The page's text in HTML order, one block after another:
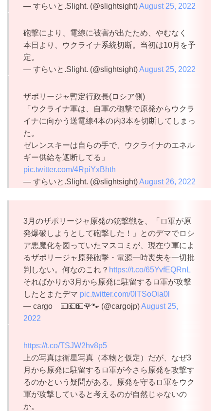
— すらいと.Slight. (@slightsight)August 25, 2022
砲撃により、電線に被害が出たため、やむなく
本日より、ウクライナ系統切断。当初は10月を予
定。
— すらいと.Slight. (@slightsight)August 25, 2022
ザポリージャ暫定行政長(ロシア側)
「ウクライナ軍は、自軍の砲撃で原発からウクラ
イナに向かう送電線4本の内3本を切断してしまっ
た。
ゼレンスキーは自らの手で、ウクライナのエネル
ギー供給を遮断してる」
pic.twitter.com/4RpiYxBhth
— すらいと.Slight. (@slightsight)August 26, 2022
3月のザポリージャ原発の銃撃戦を、「ロ軍が原
発爆破しようとして砲撃した！」とのデマでロシ
ア悪魔化を図っていたマスコミが、現在ウ軍によ
るザポリージャ原発砲撃・電源一時喪失を一切批
判しない。何なのこれ？ https://t.co/65YvfEQRnL
そればかりか3月から原発に駐留するロ軍が攻撃
したとまたデマ pic.twitter.com/0lTSoOia0l
— cargo 💴💶💵🌹🐾 (@cargojp)August 25,
2022
https://t.co/TSJW2hv8p5
上の写真は衛星写真（本物と仮定）だが、なぜ3
月から原発に駐留するロ軍が今さら原発を攻撃す
るのかという疑問がある。原発を守るロ軍をウク
軍が攻撃していると考えるのが自然じゃないの
か。